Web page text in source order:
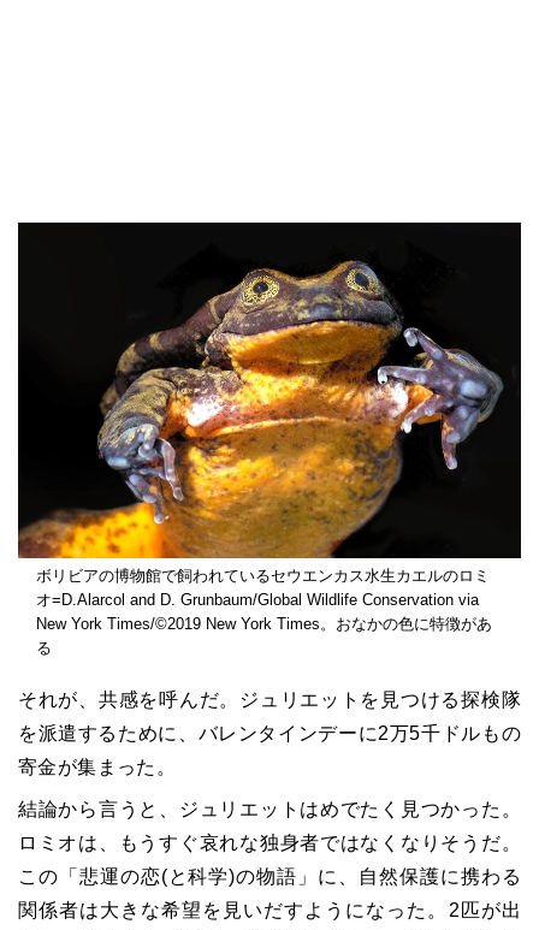
ボリビアの博物館で飼われているセウエンカス水生カエルのロミ
オ=D.Alarcol and D. Grunbaum/Global Wildlife Conservation via
New York Times/©2019 New York Times。おなかの色に特徴があ
る
それが、共感を呼んだ。ジュリエットを見つける探検隊
を派遣するために、バレンタインデーに2万5千ドルもの
寄金が集まった。
結論から言うと、ジュリエットはめでたく見つかった。
ロミオは、もうすぐ哀れな独身者ではなくなりそうだ。
この「悲運の恋(と科学)の物語」に、自然保護に携わる
関係者は大きな希望を見いだすようになった。2匹が出